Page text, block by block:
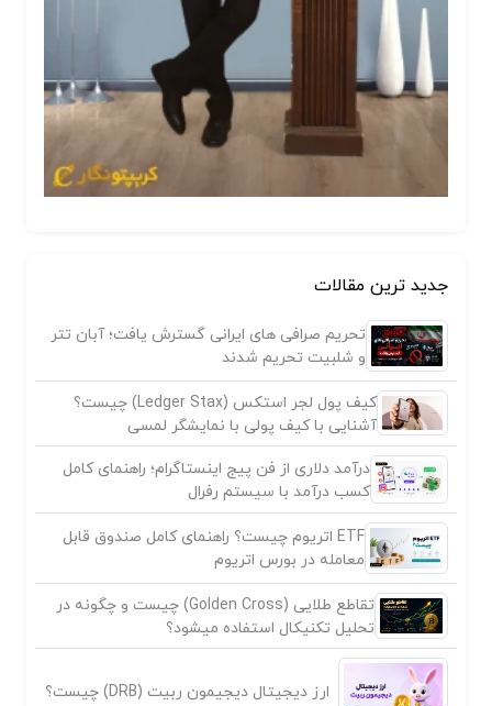
جدید ترین مقالات
تحریم صرافی های ایرانی گسترش یافت؛ آبان تتر
و شلبیت تحریم شدند
کیف پول لجر استکس (Ledger Stax) چیست؟
آشنایی با کیف پولی با نمایشگر لمسی
درآمد دلاری از فن پیج اینستاگرام؛ راهنمای کامل
کسب درآمد با سیستم رفرال
ETF اتریوم چیست؟ راهنمای کامل صندوق قابل
معامله در بورس اتریوم
تقاطع طلایی (Golden Cross) چیست و چگونه در
تحلیل تکنیکال استفاده میشود؟
ارز دیجیتال دیجیمون ربیت (DRB) چیست؟